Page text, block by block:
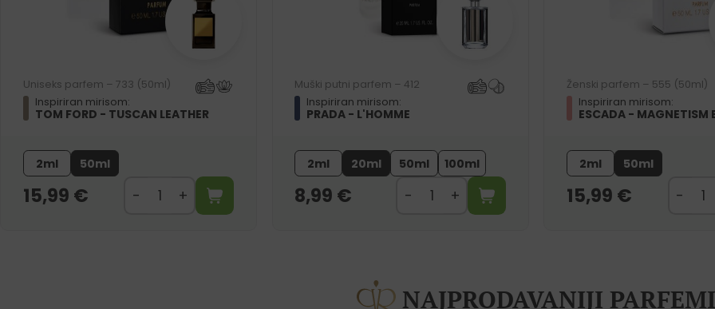
Uniseks parfem – 733 (50ml)
Inspiriran mirisom:
TOM FORD - TUSCAN LEATHER
2ml 50ml
15,99 €
Muški putni parfem – 412
Inspiriran mirisom:
PRADA - L'HOMME
2ml 20ml 50ml 100ml
8,99 €
Ženski parfem – 555 (50ml)
Inspiriran mirisom:
ESCADA - MAGNETISM
2ml 50ml
15,99 €
NAJPRODAVANIJI PARFEMI